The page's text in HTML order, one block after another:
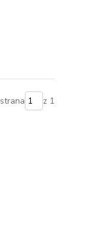
strana z 1